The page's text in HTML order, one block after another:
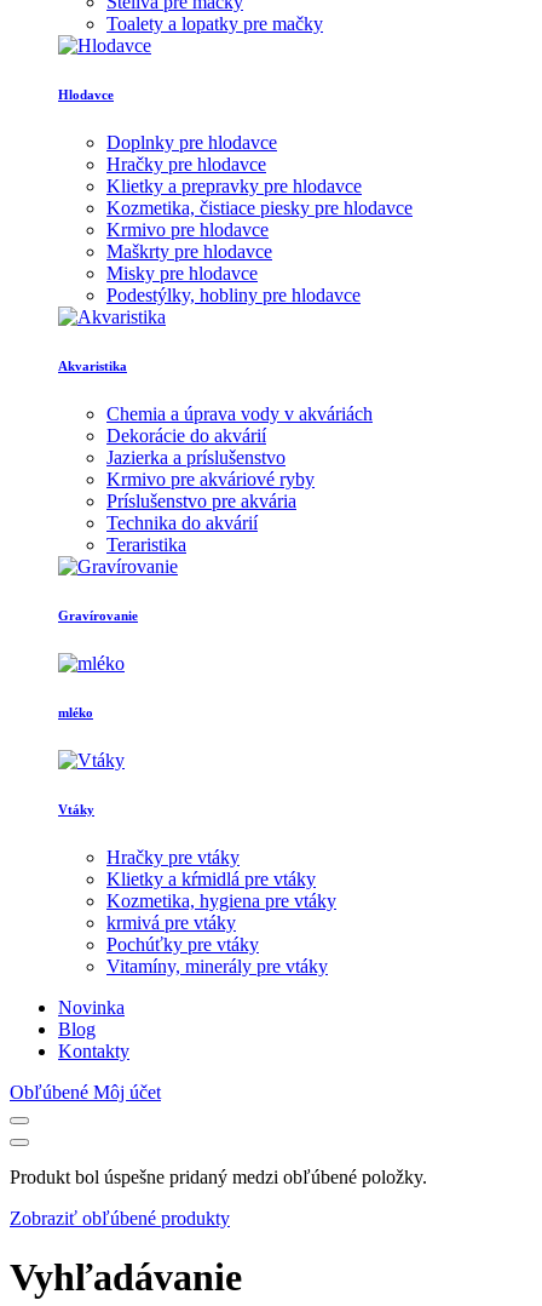
Toalety a lopatky pre mačky
Hlodavce
Doplnky pre hlodavce
Hračky pre hlodavce
Klietky a prepravky pre hlodavce
Kozmetika, čistiace piesky pre hlodavce
Krmivo pre hlodavce
Maškrty pre hlodavce
Misky pre hlodavce
Podestýlky, hobliny pre hlodavce
Akvaristika
Chemia a úprava vody v akváriách
Dekorácie do akvárií
Jazierka a príslušenstvo
Krmivo pre akváriové ryby
Príslušenstvo pre akvária
Technika do akvárií
Teraristika
Gravírovanie
mléko
Vtáky
Hračky pre vtáky
Klietky a kŕmidlá pre vtáky
Kozmetika, hygiena pre vtáky
krmivá pre vtáky
Pochúťky pre vtáky
Vitamíny, minerály pre vtáky
Novinka
Blog
Kontakty
Obľúbené Môj účet
Produkt bol úspešne pridaný medzi obľúbené položky.
Zobraziť obľúbené produkty
Vyhľadávanie